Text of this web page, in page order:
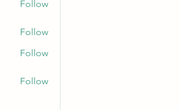
Follow
Follow
Follow
Follow